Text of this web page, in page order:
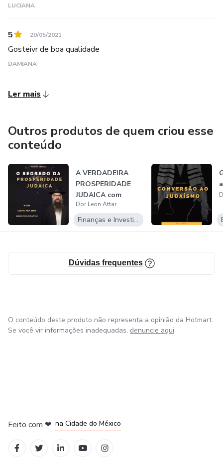
LUCIANA
5 20/05/2021
Gosteivr de boa qualidade
DAMIANA
Ler mais
Outros produtos de quem criou esse
conteúdo
A VERDADEIRA
PROSPERIDADE
JUDAICA com
Rabino Dor Leon
Attar
Dor Leon Attar
Finanças e Investimentos
Dúvidas frequentes
O conteúdo deste produto não representa a opinião da Hotmart.
Se você vir informações inadequadas, denuncie aqui
Feito com ❤ na Cidade do México